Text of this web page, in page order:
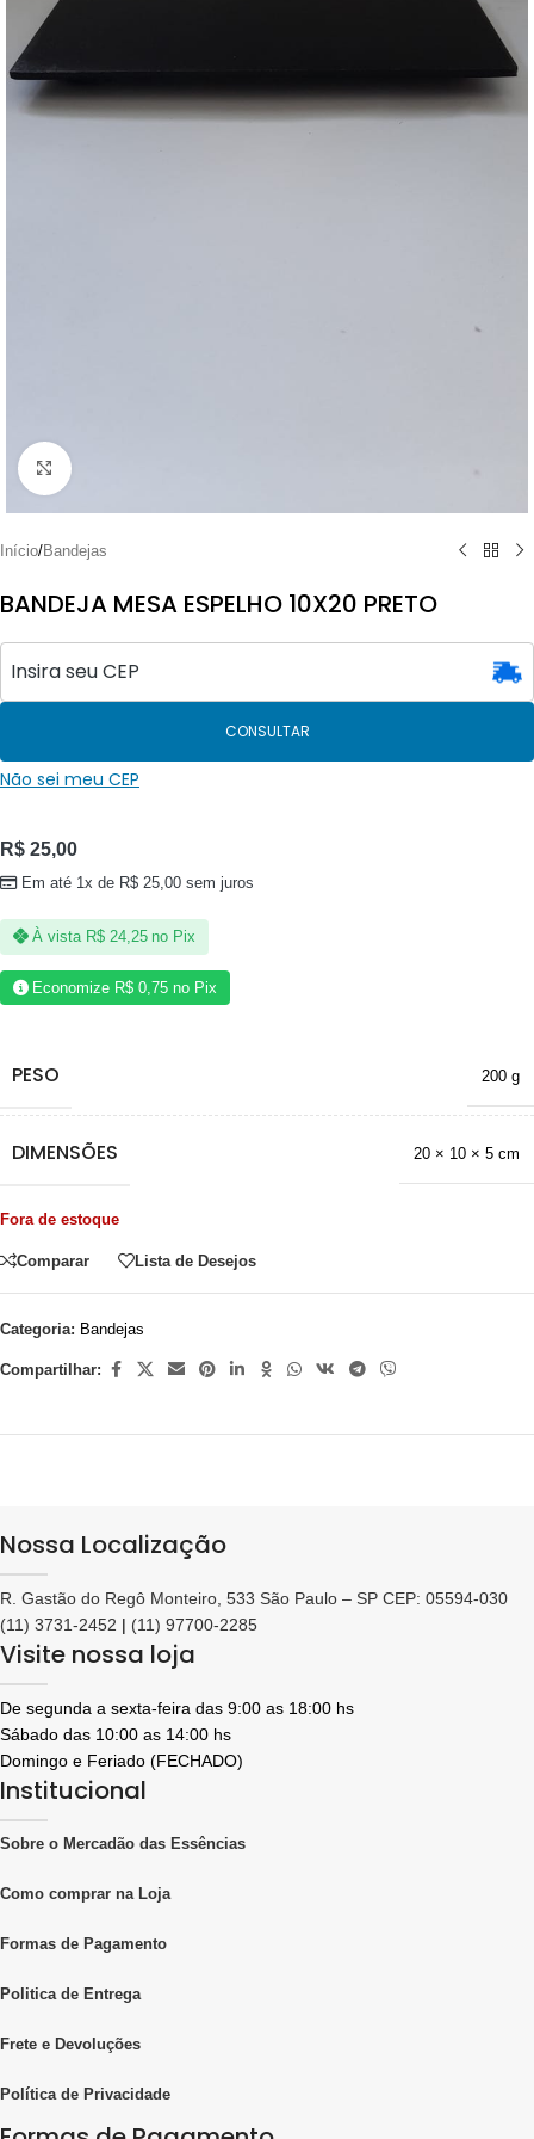
Clique para ampliar
Início/Bandejas
BANDEJA MESA ESPELHO 10X20 PRETO
CONSULTAR
Não sei meu CEP
R$ 25,00
Em até 1x de R$ 25,00 sem juros
À vista R$24,25 no Pix
Economize R$ 0,75 no Pix
PESO 200 g
DIMENSÕES 20 × 10 × 5 cm
Fora de estoque
Comparar Lista de Desejos
Categoria: Bandejas
Compartilhar:
Nossa Localização
R. Gastão do Regô Monteiro, 533 São Paulo – SP CEP: 05594-030
(11) 3731-2452 | (11) 97700-2285
Visite nossa loja
De segunda a sexta-feira das 9:00 as 18:00 hs
Sábado das 10:00 as 14:00 hs
Domingo e Feriado (FECHADO)
Institucional
Sobre o Mercadão das Essências
Como comprar na Loja
Formas de Pagamento
Politica de Entrega
Frete e Devoluções
Política de Privacidade